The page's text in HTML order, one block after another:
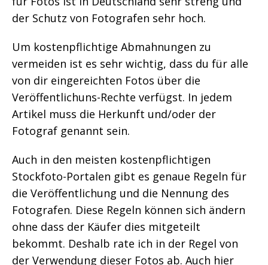
der Schutz von Fotografen sehr hoch.
Um kostenpflichtige Abmahnungen zu
vermeiden ist es sehr wichtig, dass du für alle
von dir eingereichten Fotos über die
Veröffentlichuns-Rechte verfügst. In jedem
Artikel muss die Herkunft und/oder der
Fotograf genannt sein.
Auch in den meisten kostenpflichtigen
Stockfoto-Portalen gibt es genaue Regeln für
die Veröffentlichung und die Nennung des
Fotografen. Diese Regeln können sich ändern
ohne dass der Käufer dies mitgeteilt
bekommt. Deshalb rate ich in der Regel von
der Verwendung dieser Fotos ab. Auch hier